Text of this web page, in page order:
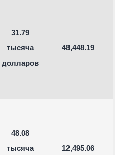
31.79
тысяча
долларов
48,448.19
48.08
тысяча
12,495.06